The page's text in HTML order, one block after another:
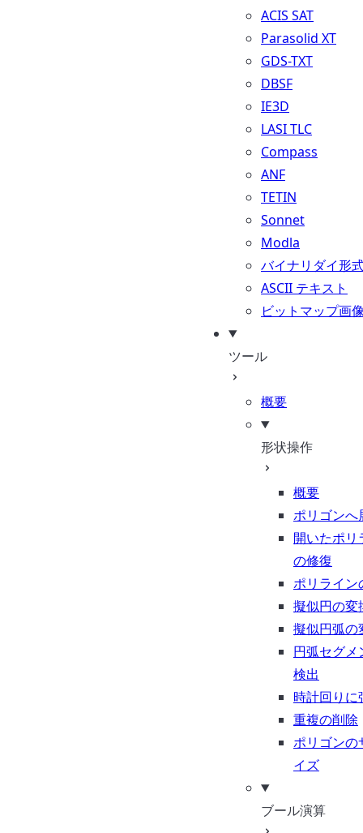
ACIS SAT
Parasolid XT
GDS-TXT
DBSF
IE3D
LASI TLC
Compass
ANF
TETIN
Sonnet
Modla
バイナリダイ形
ASCII テキスト
ビットマップ画
ツール
概要
形状操作
概要
ポリゴンへ
開いたポリ
の修復
ポリライン
擬似円の変
擬似円弧の
円弧セグメ
検出
時計回りに
重複の削除
ポリゴンの
イズ
ブール演算